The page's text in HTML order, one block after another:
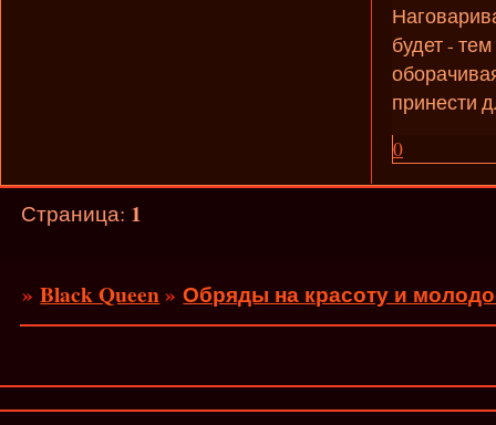
будет -
принести
0
Страница: 1
»Black Queen»Обряды на красоту и